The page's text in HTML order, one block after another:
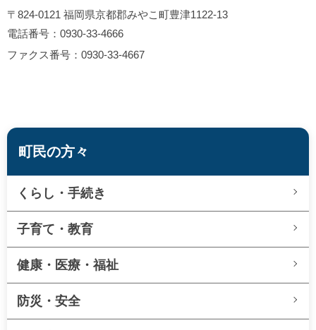
〒824-0121 福岡県京都郡みやこ町豊津1122‐13
電話番号：0930-33-4666
ファクス番号：0930-33-4667
町民の方々
くらし・手続き
子育て・教育
健康・医療・福祉
防災・安全